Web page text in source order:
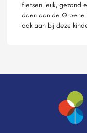
fietsen leuk, gezond
doen aan de Groene
ook aan bij deze